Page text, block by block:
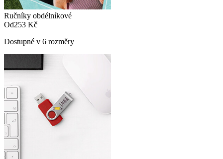
Ručníky obdélníkové
Od253 Kč
Dostupné v 6 rozměry